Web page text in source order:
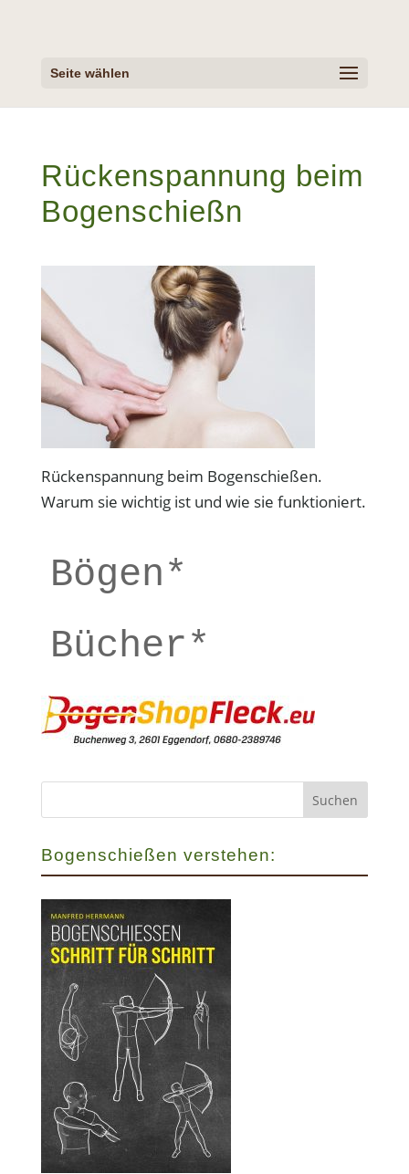
Seite wählen
Rückenspannung beim
Bogenschießn
Rückenspannung beim Bogenschießen.
Warum sie wichtig ist und wie sie funktioniert.
Bögen*
Bücher*
Bogenschießen verstehen: